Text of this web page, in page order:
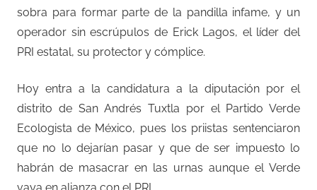
sobra para formar parte de la pandilla infame, y un
operador sin escrúpulos de Erick Lagos, el líder del
PRI estatal, su protector y cómplice.
Hoy entra a la candidatura a la diputación por el
distrito de San Andrés Tuxtla por el Partido Verde
Ecologista de México, pues los priistas sentenciaron
que no lo dejarían pasar y que de ser impuesto lo
habrán de masacrar en las urnas aunque el Verde